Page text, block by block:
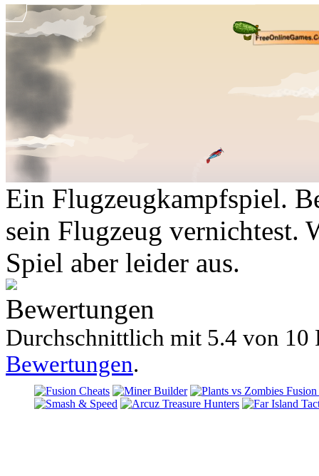
Ein Flugzeugkampfspiel.
sein Flugzeug vernichtest.
Spiel aber leider aus.
Bewertungen
Durchschnittlich mit 5.4 von 10
Bewertungen.